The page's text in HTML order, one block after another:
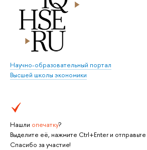
Научно-образовательный портал
Высшей школы экономики
Нашли опечатку?
Выделите её, нажмите Ctrl+Enter и
Спасибо за участие!